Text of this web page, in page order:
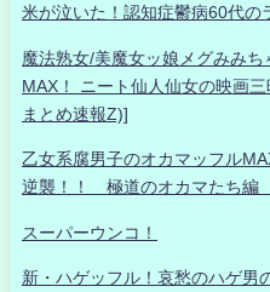
米が泣いた！認知症鬱病60代の
魔法熟女/美魔女ッ娘メグみみ
MAX！ ニート仙人仙女の映画
まとめ速報Z)]
乙女系腐男子のオカマッフル
逆襲！！ 極道のオカマたち編
スーパーウンコ！
新・ハゲッフル！哀愁のハゲ男